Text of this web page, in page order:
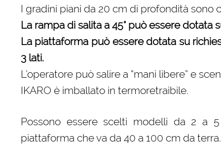
I gradini piani da 20 cm di profondità sono
La rampa di salita a 45° può essere dotata
La piattaforma può essere dotata su
3 lati.
L’operatore può salire a “mani libere” e
IKARO è imballato in termoretraibile.
Possono essere scelti modelli da 2 a 5
piattaforma che va da 40 a 100 cm da terra.